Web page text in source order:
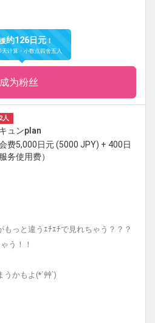
约126日元！
天计算・小数点四舍五入
成为粉丝
人
ュンplan
费5,000日元 (5000 JPY) + 400日
务使用费）
っと違うｴﾁｴﾁで見れちゃう？？？
う！！
かもよ(*´艸`)